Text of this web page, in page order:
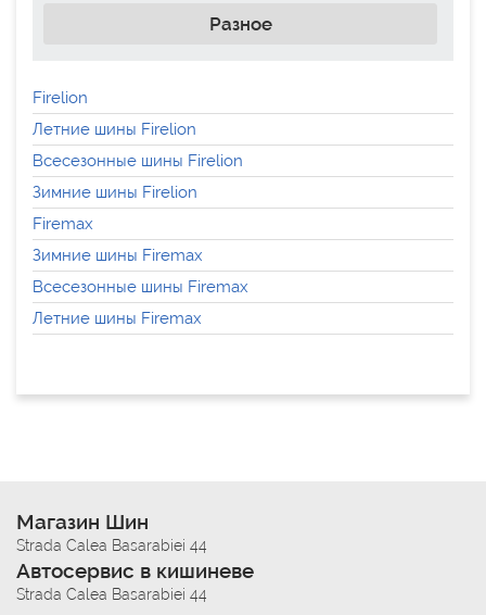
Разное
Firelion
Летние шины Firelion
Всесезонные шины Firelion
Зимние шины Firelion
Firemax
Зимние шины Firemax
Всесезонные шины Firemax
Летние шины Firemax
Магазин Шин
Strada Calea Basarabiei 44
Автосервис в кишиневе
Strada Calea Basarabiei 44